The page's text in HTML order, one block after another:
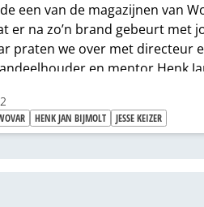
een van de magazijnen van
er na zo’n brand gebeurt met
praten we over met directeur
en mentor Henk
HENK JAN BIJMOLT JESSE KEIZER